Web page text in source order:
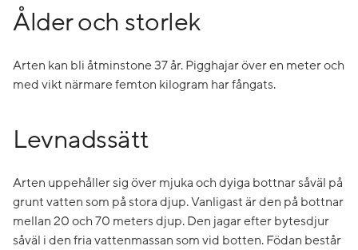
Ålder och storlek
Arten kan bli åtminstone 37 år. Pigghajar över en meter och
med vikt närmare femton kilogram har fångats.
Levnadssätt
Arten uppehåller sig över mjuka och dyiga bottnar såväl på
grunt vatten som på stora djup. Vanligast är den på bottnar
mellan 20 och 70 meters djup. Den jagar efter bytesdjur
såväl i den fria vattenmassan som vid botten. Födan består